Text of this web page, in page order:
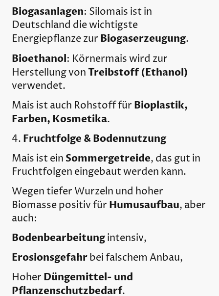
Biogasanlagen: Silomais ist in
Deutschland die wichtigste
Energiepflanze zur Biogaserzeugung.
Bioethanol: Körnermais wird zur
Herstellung vonTreibstoff (Ethanol)
verwendet.
Mais ist auch Rohstoff für Bioplastik,
Farben, Kosmetika.
4. Fruchtfolge & Bodennutzung
Mais ist ein Sommergetreide, das gut in
Fruchtfolgen eingebaut werden kann.
Wegen tiefer Wurzeln und hoher
Biomasse positiv für Humusaufbau, aber
auch:
Bodenbearbeitungintensiv,
Erosionsgefahrbei falschem Anbau,
Hoher Düngemittel- und
Pflanzenschutzbedarf.